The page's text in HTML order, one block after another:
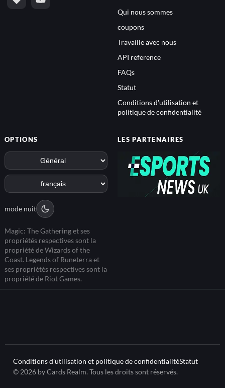
Qui nous sommes
coupons
Travaille avec nous
API reference
FAQs
Statut
Conditions d'utilisation et
politique de confidentialité
OPTIONS
mode nuit
Magic: The Gathering et ses
propriétés respectives sont la
propriété de Wizards of the
Coast. Legends of Runeterra et
ses propriétés respectives sont la
propriété de Riot Games.
LES PARTENAIRES
Conditions d'utilisation et politique de confidentialitéStatut
© 2026 by Cards Realm. Tous les droits sont réservés.